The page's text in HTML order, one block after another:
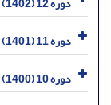
دوره 11 (1401)
دوره 10 (1400)